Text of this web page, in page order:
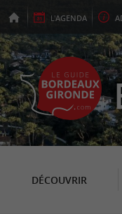
L'AGENDA
DÉCOUVRIR